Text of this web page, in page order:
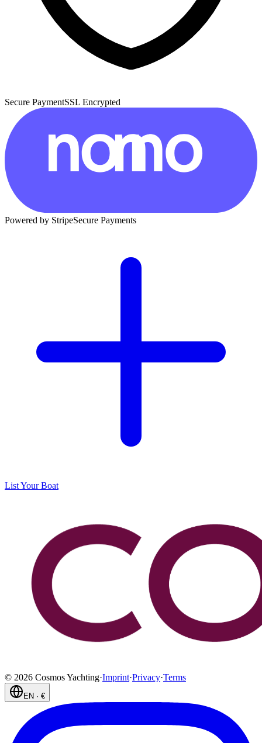
Secure PaymentSSL Encrypted
Powered by StripeSecure Payments
List Your Boat
© 2026 Cosmos Yachting·Imprint·Privacy·Terms
EN · €